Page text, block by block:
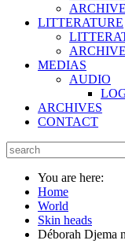
LITTERATURE
MEDIAS
AUDIO
ARCHIVES
CONTACT
You are here:
Home
World
Skin heads
Déborah Djema